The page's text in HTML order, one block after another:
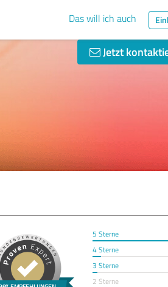
Das will ich auch
Jetzt
5 Sterne
4 Sterne
3 Sterne
2 Sterne